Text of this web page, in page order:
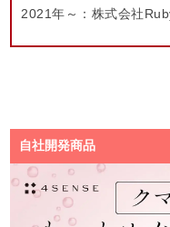
2021年～：株式会社
自社開発商品